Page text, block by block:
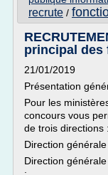
recrute /
principal des
21/01/2019
Présentation
Pour les
concours vous
de trois directions :
Direction
Direction